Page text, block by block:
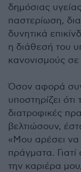
δημόσιας
παστερίωση,
δυνητικά
η διάθεσή του
κανονισμούς
Όσον αφορά
υποστηρίζει
διατροφικές
βελτιώσουν,
«Μου αρέσει να
πράγματα. Γιατί
την καριέρα